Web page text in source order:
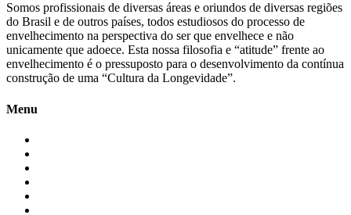
Somos profissionais de diversas áreas e oriundos de diversas regiões
do Brasil e de outros países, todos estudiosos do processo de
envelhecimento na perspectiva do ser que envelhece e não
unicamente que adoece. Esta nossa filosofia e “atitude” frente ao
envelhecimento é o pressuposto para o desenvolvimento da contínua
construção de uma “Cultura da Longevidade”.
Menu